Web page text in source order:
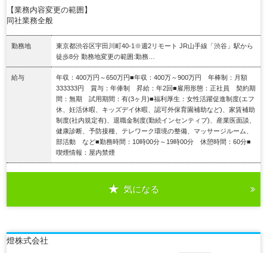
【業務内容変更の範囲】
同社業務全般
勤務地
東京都渋谷区宇田川町40-1※週2リモート JR山手線「渋谷」駅から
徒歩8分 勤務地変更の範囲:勤務…
給与
年収：400万円～650万円■年収：400万～900万円 年棒制：月額
333333円 賞与：年俸制 昇給：年2回■雇用形態：正社員 契約期
間：無期 試用期間：有(3ヶ月)■福利厚生：女性活躍促進制度(エフ
休、妊活休暇、キッズデイ休暇、認可外保育園補助など)、家賃補助
制度(社内規定有)、退職金制度(勤続インセンティブ)、産業医面談、
健康診断、予防接種、テレワーク環境の整備、マッサージルーム、
部活動 など■勤務時間：10時00分～19時00分 休憩時間：60分■
喫煙情報：屋内禁煙
気になる
燈株式会社